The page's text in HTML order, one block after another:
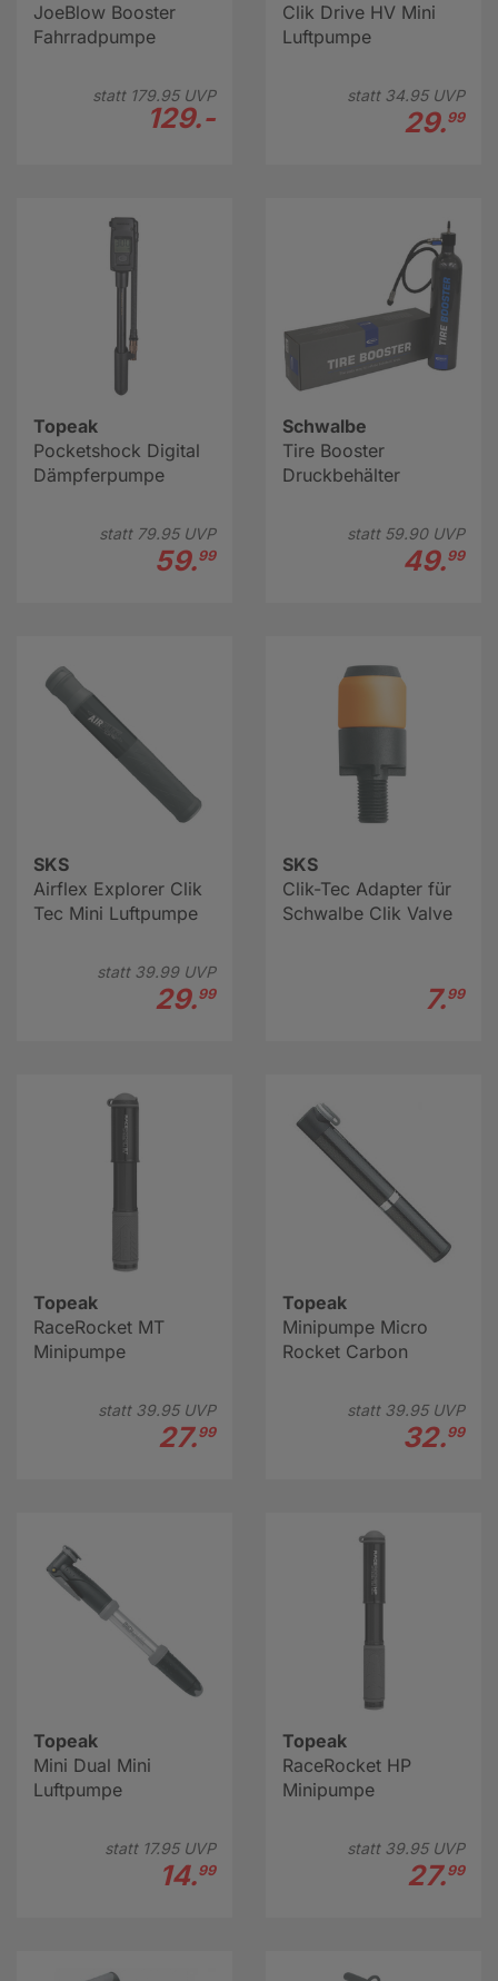
JoeBlow Booster
Fahrradpumpe
statt 179.95UVP
129.-
Clik Drive HV Mini
Luftpumpe
statt 34.95UVP
29.99
Topeak
Pocketshock Digital
Dämpferpumpe
statt 79.95UVP
59.99
Schwalbe
Tire Booster
Druckbehälter
statt 59.90UVP
49.99
SKS
Airflex Explorer Clik
Tec Mini Luftpumpe
statt 39.99UVP
29.99
SKS
Clik-Tec Adapter für
Schwalbe Clik Valve
7.99
Topeak
RaceRocket MT
Minipumpe
statt 39.95UVP
27.99
Topeak
Minipumpe Micro
Rocket Carbon
statt 39.95UVP
32.99
Topeak
Mini Dual Mini
Luftpumpe
statt 17.95UVP
14.99
Topeak
RaceRocket HP
Minipumpe
statt 39.95UVP
27.99